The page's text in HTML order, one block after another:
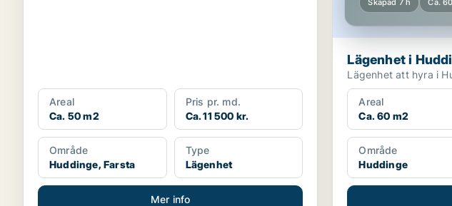
Areal
Ca. 50 m2
Pris pr. md.
Ca. 11 500 kr.
Område
Huddinge, Farsta
Type
Lägenhet
Mer info
Skapad 7 h Ca.
Lägenhet i
Areal
Ca. 60 m2
Område
Huddinge